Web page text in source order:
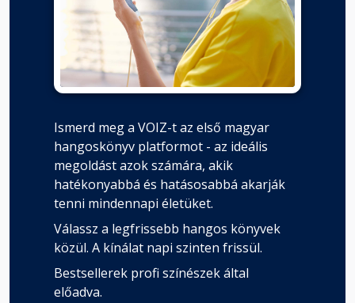
Ismerd meg a VOIZ-t az első magyar
hangoskönyv platformot - az ideális
megoldást azok számára, akik
hatékonyabbá és hatásosabbá akarják
tenni mindennapi életüket.
Válassz a legfrissebb hangos könyvek
közül. A kínálat napi szinten frissül.
Bestsellerek profi színészek által
előadva.